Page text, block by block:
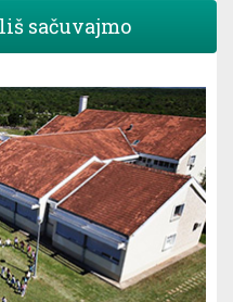
sačuvajmo